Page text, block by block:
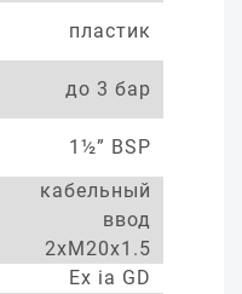
пластик
до 3 бар
1½” BSP
кабельный
ввод
2xM20x1.5
Ex ia GD